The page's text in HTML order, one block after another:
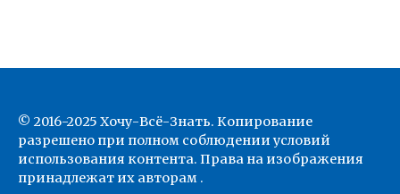
© 2016-2025 Хочу-Всё-Знать. Копирование
разрешено при полном соблюдении условий
использования контента. Права на изображения
принадлежат их авторам .